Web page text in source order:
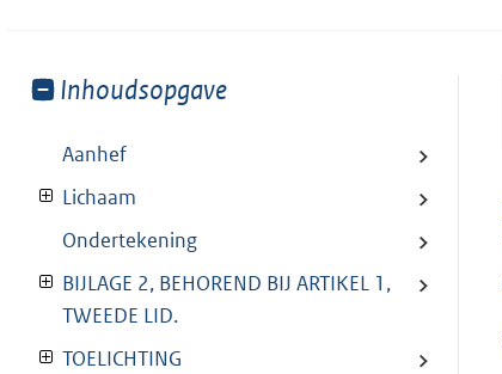
Toon
van:
Inhoudsopgave
Aanhef
Lichaam
Ondertekening
BIJLAGE 2, BEHOREND BIJ ARTIKEL 1,
TWEEDE LID.
TOELICHTING